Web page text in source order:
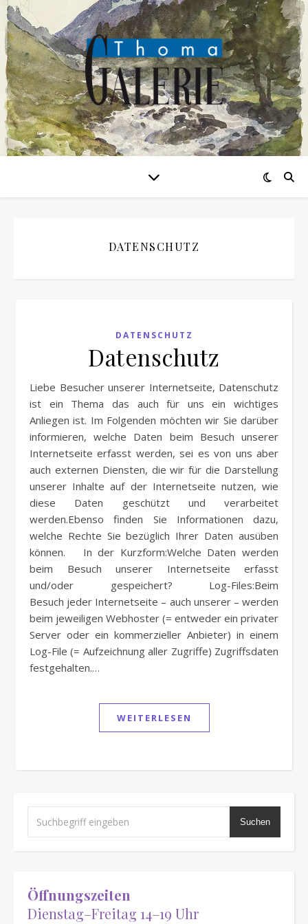
DATENSCHUTZ
DATENSCHUTZ
Datenschutz
Liebe Besucher unserer Internetseite, Datenschutz
ist ein Thema das auch für uns ein wichtiges
Anliegen ist. Im Folgenden möchten wir Sie darüber
informieren, welche Daten beim Besuch unserer
Internetseite erfasst werden, sei es von uns aber
auch externen Diensten, die wir für die Darstellung
unserer Inhalte auf der Internetseite nutzen, wie
diese Daten geschützt und verarbeitet
werden.Ebenso finden Sie Informationen dazu,
welche Rechte Sie bezüglich Ihrer Daten ausüben
können. In der Kurzform:Welche Daten werden
beim Besuch unserer Internetseite erfasst
und/oder gespeichert? Log-Files:Beim
Besuch jeder Internetseite – auch unserer – werden
beim jeweiligen Webhoster (= entweder ein privater
Server oder ein kommerzieller Anbieter) in einem
Log-File (= Aufzeichnung aller Zugriffe) Zugriffsdaten
festgehalten.…
WEITERLESEN
Suchen
Öffnungszeiten
Dienstag–Freitag 14–19 Uhr